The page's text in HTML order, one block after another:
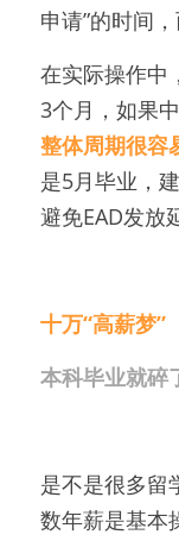
申请”的时间，
在实际操作中
3个月，如果
整体周期很容
是5月毕业，
避免EAD发放
十万“高薪梦”
本科毕业就碎
是不是很多留
数年薪是基本